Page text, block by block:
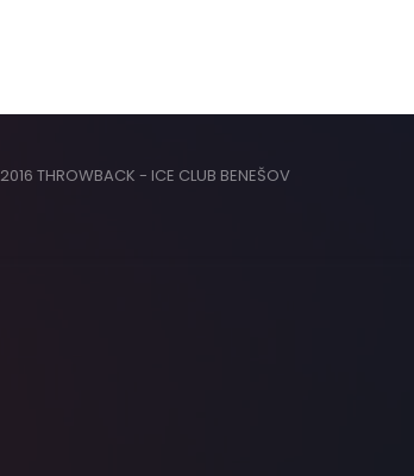
2016 THROWBACK - ICE CLUB BENEŠOV